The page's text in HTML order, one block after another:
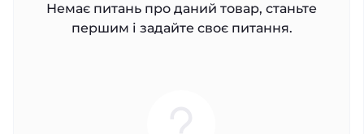
Немає питань про даний товар, станьте
першим і задайте своє питання.